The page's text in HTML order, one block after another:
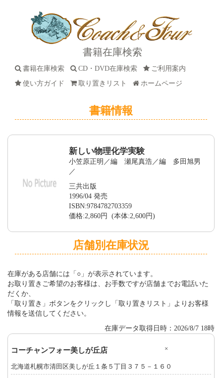
書籍在庫検索
書籍在庫検索 CD・DVD在庫検索
ご利用案内
使い方ガイド
取り置きリスト ホームページ
書籍情報
新しい物理化学実験
小笠原正明／編 瀬尾真浩／編 多田旭男
／
三共出版
1996/04 発売
ISBN:9784782703359
価格:2,860円 (本体:2,600円)
店舗別在庫状況
在庫がある店舗には「○」が表示されています。
お取り置きご希望のお客様は、お手数ですが店舗までお電話いた
だくか、
「取り置き」ボタンをクリックし「取り置きリスト」よりお客様
情報を送信してください。
在庫データ取得日時：2026/8/7 18時
コーチャンフォー美しが丘店 ×
北海道札幌市清田区美しが丘１条５丁目３７５－１６０